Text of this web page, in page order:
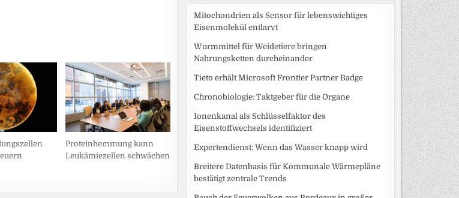
Proteinhemmung kann
Leukämiezellen schwächen
Mitochondrien als Sensor für lebenswichtiges
Eisenmolekül entlarvt
Wurmmittel für Weidetiere bringen
Nahrungsketten durcheinander
Tieto erhält Microsoft Frontier Partner Badge
Chronobiologie: Taktgeber für die Organe
Ionenkanal als Schlüsselfaktor des
Eisenstoffwechsels identifiziert
Expertendienst: Wenn das Wasser knapp wird
Breitere Datenbasis für Kommunale Wärmepläne
bestätigt zentrale Trends